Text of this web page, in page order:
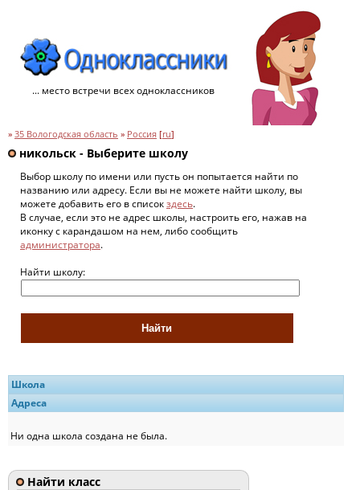
... место встречи всех одноклассников
» 35 Вологодская область » Россия [ru]
никольск - Выберите школу
Выбор школу по имени или пусть он попытается найти по
названию или адресу. Если вы не можете найти школу, вы
можете добавить его в списокздесь.
В случае, если это не адрес школы, настроить его, нажав на
иконку с карандашом на нем, либо сообщить
администратора.
Найти школу:
Школа
Адреса
Ни одна школа создана не была.
Найти класс